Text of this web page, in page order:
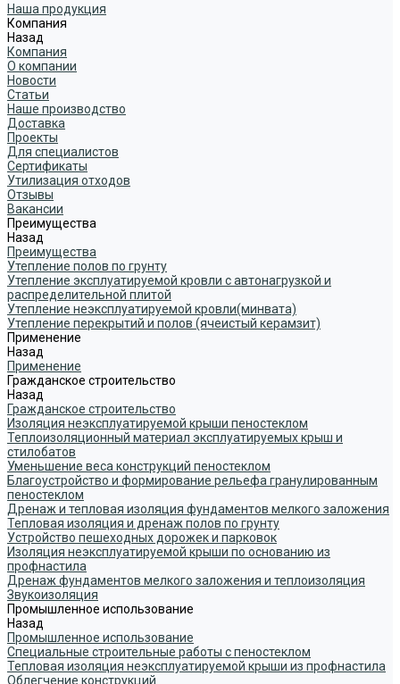
Наша продукция
Компания
Назад
Компания
О компании
Новости
Статьи
Наше производство
Доставка
Проекты
Для специалистов
Сертификаты
Утилизация отходов
Отзывы
Вакансии
Преимущества
Назад
Преимущества
Утепление полов по грунту
Утепление эксплуатируемой кровли с автонагрузкой и
распределительной плитой
Утепление неэксплуатируемой кровли(минвата)
Утепление перекрытий и полов (ячеистый керамзит)
Применение
Назад
Применение
Гражданское строительство
Назад
Гражданское строительство
Изоляция неэксплуатируемой крыши пеностеклом
Теплоизоляционный материал эксплуатируемых крыш и
стилобатов
Уменьшение веса конструкций пеностеклом
Благоустройство и формирование рельефа гранулированным
пеностеклом
Дренаж и тепловая изоляция фундаментов мелкого заложения
Тепловая изоляция и дренаж полов по грунту
Устройство пешеходных дорожек и парковок
Изоляция неэксплуатируемой крыши по основанию из
профнастила
Дренаж фундаментов мелкого заложения и теплоизоляция
Звукоизоляция
Промышленное использование
Назад
Промышленное использование
Специальные строительные работы с пеностеклом
Тепловая изоляция неэксплуатируемой крыши из профнастила
Облегчение конструкций